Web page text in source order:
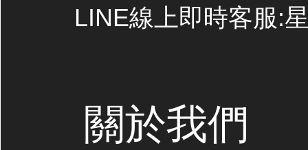
LINE線上即時客服:
關於我們